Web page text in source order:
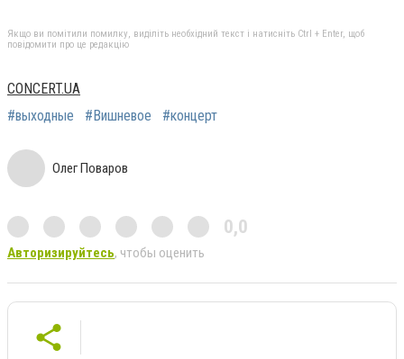
Якщо ви помітили помилку, виділіть необхідний текст і натисніть Ctrl + Enter, щоб
повідомити про це редакцію
CONCERT.UA
#выходные
#Вишневое #концерт
Олег Поваров
0,0
Авторизируйтесь, чтобы оценить